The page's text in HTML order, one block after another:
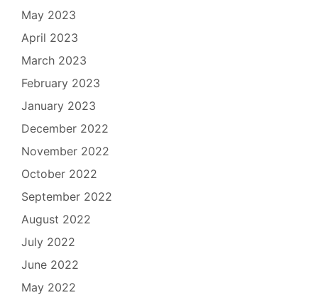
May 2023
April 2023
March 2023
February 2023
January 2023
December 2022
November 2022
October 2022
September 2022
August 2022
July 2022
June 2022
May 2022